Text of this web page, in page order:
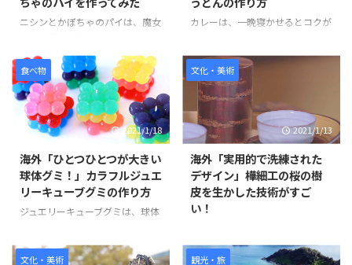
にお店の雰囲気がいっぱいで、つ
いつい間違えてしまいそうなほど
な「マスキングテープみたいなキ
ャンドル」の様子を見てみましょ
う。 引用元：https:/ ...
す。 そんな「スノーボール・シ
ョコラ」の様子を見てみましょ
ル・ショコラ」Snow Ball
Chocolat Mix kit is perfect ...
ニシンとかぼちゃのパイは、魔女
ちゃんが作ってくれた出来立ての
パイをキキがずぶ濡れになりなが
らも配達するシーンは、印象に残
っている方も多いのではないだろ
うか。 ニシンは、魚の種類のひ
とつで、加工品も出回り、新鮮な
ものを手に入れるのはなかなか難
しいが、思った以上においしいと
話題のパイです。作品の通り、ち
ょこんとのった魚が見た目にもか
わいいですね。 そんな「ニシン
みましょう。 引用元：
https://www.youtube.com/watc
カレーは、一晩寝かせるとコクが
を使えば、手早く簡単においしい
「カレーうどん」を作ることが出
来ます。そこに冷凍うどんをパパ
っと入れれば忙しい昼や夜ごはん
に早変わりです。カレーうどんな
ら誰でも満足すること間違いなし
です。 今回動画ではカレールー
を使った作り方について紹介して
います。タマネギ、豚、長ネギを
使ったメニューは、豚肉にするこ
とで、炒める時間を短くすること
うどん」の様子を見てみましょ
う。 引用元：
食べ物
2021/1/18
海外「ひとつひとつが大きい
球体グミ！」カラフルジュエ
リーキューブグミの作り方
ジュエリーキューブグミは、球体
て、カラフルなグミをたくさん作
ることが出来ます。出来上がりの
文化・美術
2021/1/13
海外「実用的で洗練された
デザイン」樺細工の桜の樹
皮を生かした技術がすご
い！
工工芸品のひとつで、秋田県北
部、仙北市で18世紀後半に下級
文化・美術 観光・旅